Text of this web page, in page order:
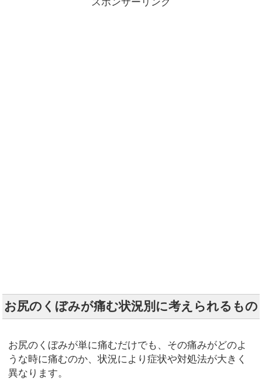
お尻のくぼみが痛む状況別に考えられるもの
お尻のくぼみが単に痛むだけでも、その痛みがどのよ
うな時に痛むのか、状況により症状や対処法が大きく
異なります。